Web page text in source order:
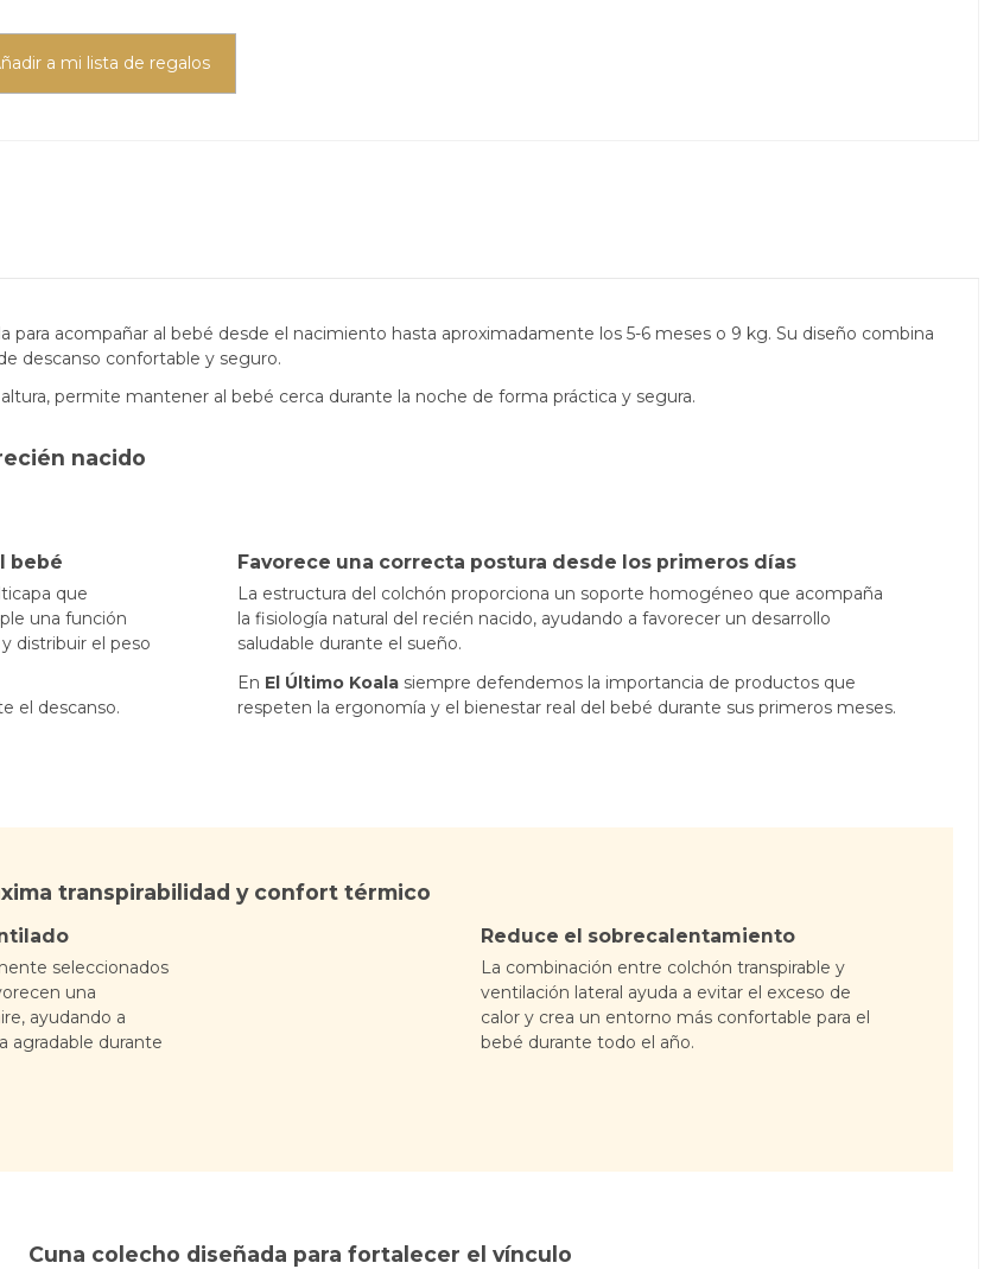
a mi lista de regalos
para acompañar al bebé desde el nacimiento hasta aproximadamente los 5-6 meses o 9 kg. Su diseño combina
descanso confortable y seguro.
permite mantener al bebé cerca durante la noche de forma práctica y segura.
nacido
bebé
que
una función
distribuir el peso
el descanso.
Favorece una correcta postura desde los primeros días
La estructura del colchón proporciona un soporte homogéneo que acompaña
la fisiología natural del recién nacido, ayudando a favorecer un desarrollo
saludable durante el sueño.
En El Último Koala siempre defendemos la importancia de productos que
respeten la ergonomía y el bienestar real del bebé durante sus primeros meses.
transpirabilidad y confort térmico
seleccionados
una
ayudando a
agradable durante
Reduce el sobrecalentamiento
La combinación entre colchón transpirable y
ventilación lateral ayuda a evitar el exceso de
calor y crea un entorno más confortable para el
bebé durante todo el año.
Cuna colecho diseñada para fortalecer el vínculo